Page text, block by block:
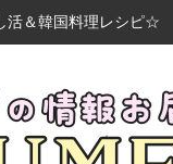
活＆韓国料理レシピ☆